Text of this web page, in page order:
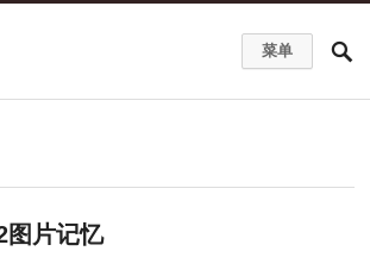
菜单
图片记忆